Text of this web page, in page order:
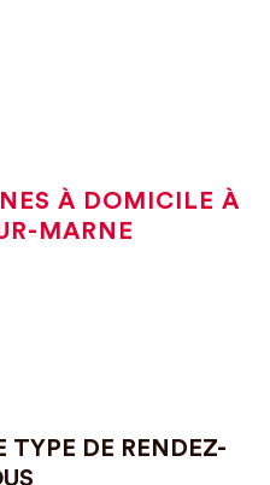
À DOMICILE À
MARNE
TYPE DE RENDEZ-